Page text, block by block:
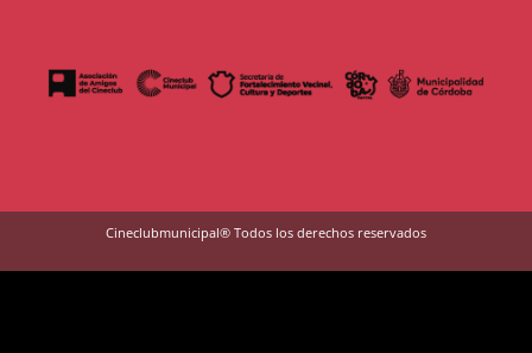
Cineclubmunicipal® Todos los derechos reservados